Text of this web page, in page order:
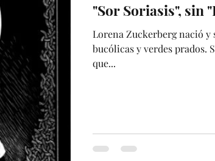
"Sor Soriasis", sin
Lorena Zuckerberg nació y
bucólicas y verdes prados.
que...